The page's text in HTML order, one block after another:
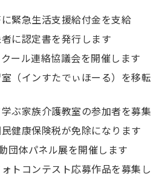
緊急生活支援給付金を支給
に認定書を発行します
ール連絡協議会を開催します
（インすたでぃほーる）を移転
ぶ家族介護教室の参加者を募集
健康保険税が免除になります
団体パネル展を開催します
トコンテスト応募作品を募集し